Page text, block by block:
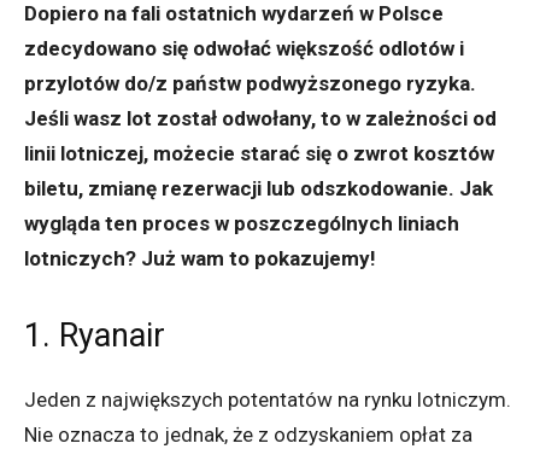
Dopiero na fali ostatnich wydarzeń w Polsce
zdecydowano się odwołać większość odlotów i
przylotów do/z państw podwyższonego ryzyka.
Jeśli wasz lot został odwołany, to w zależności od
linii lotniczej, możecie starać się o zwrot kosztów
biletu, zmianę rezerwacji lub odszkodowanie. Jak
wygląda ten proces w poszczególnych liniach
lotniczych? Już wam to pokazujemy!
1. Ryanair
Jeden z największych potentatów na rynku lotniczym.
Nie oznacza to jednak, że z odzyskaniem opłat za